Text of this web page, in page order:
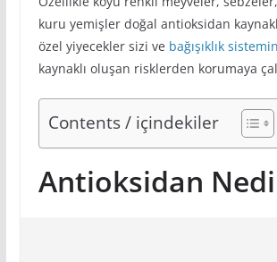
kuru yemişler doğal antioksidan
özel yiyecekler sizi ve bağışıklık
kaynaklı oluşan risklerden korumaya
Contents / içindekiler
Antioksidan